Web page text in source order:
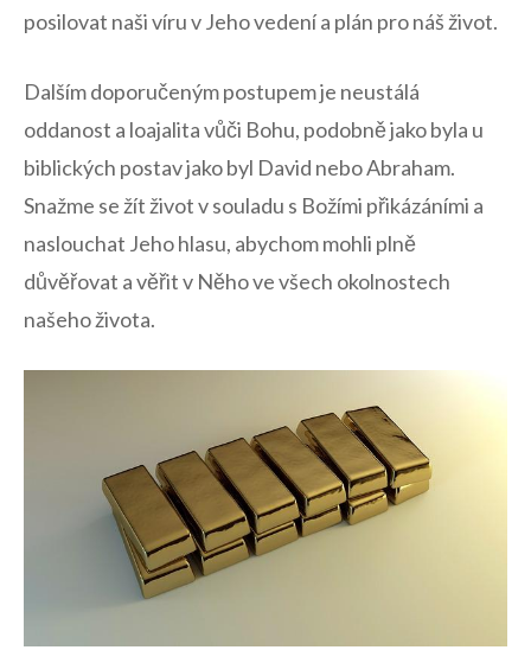
posilovat naši víru v Jeho vedení a plán pro náš život.
Dalším doporučeným postupem je neustálá
oddanost a loajalita vůči Bohu, podobně jako byla u
biblických postav jako byl David nebo Abraham.
Snažme se žít život v souladu s Božími přikázáními a
naslouchat Jeho hlasu, abychom mohli plně
důvěřovat a věřit v Něho ve všech okolnostech
našeho života.